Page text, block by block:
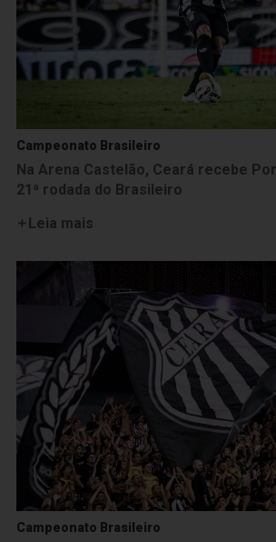
Campeonato Brasileiro
Na Arena Castelão, Ceará recebe
21ª rodada do Brasileiro
Leia mais
Campeonato Brasileiro